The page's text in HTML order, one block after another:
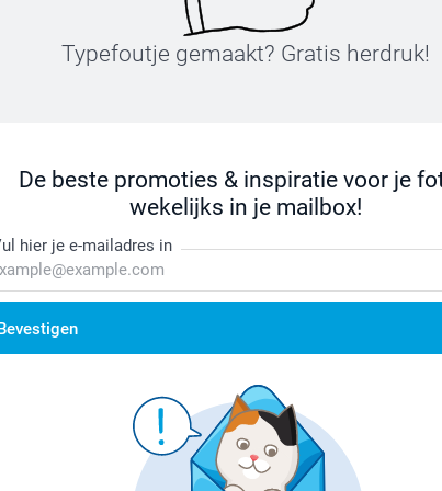
Typefoutje gemaakt? Gratis herdruk!
De beste promoties & inspiratie voor je
wekelijks in je mailbox!
hier je e-mailadres in